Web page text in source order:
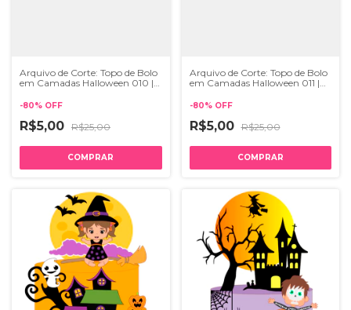
Arquivo de Corte: Topo de Bolo
em Camadas Halloween 010 |
-80% OFF
R$5,00 R$25,00
Arquivo de Corte: Topo de Bolo
em Camadas Halloween 011 |
-80% OFF
R$5,00 R$25,00